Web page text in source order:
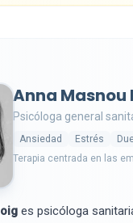
Anna Masnou
Psicóloga general
Ansiedad Estrés
Terapia centrada en las
es psicóloga